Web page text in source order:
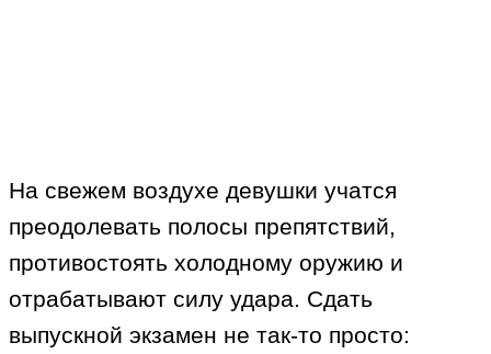
На свежем воздухе девушки учатся
преодолевать полосы препятствий,
противостоять холодному оружию и
отрабатывают силу удара. Сдать
выпускной экзамен не так-то просто: